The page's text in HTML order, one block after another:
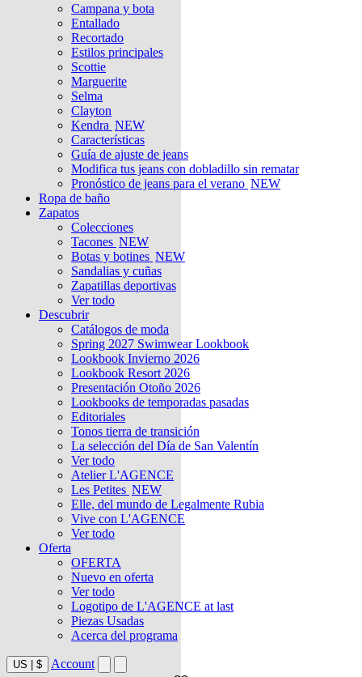
Campana y bota
Entallado
Recortado
Estilos principales
Scottie
Marguerite
Selma
Clayton
Kendra NEW
Características
Guía de ajuste de jeans
Modifica tus jeans con dobladillo sin rematar
Pronóstico de jeans para el verano NEW
Ropa de baño
Zapatos
Colecciones
Tacones NEW
Botas y botines NEW
Sandalias y cuñas
Zapatillas deportivas
Ver todo
Descubrir
Catálogos de moda
Spring 2027 Swimwear Lookbook
Lookbook Invierno 2026
Lookbook Resort 2026
Presentación Otoño 2026
Lookbooks de temporadas pasadas
Editoriales
Tonos tierra de transición
La selección del Día de San Valentín
Ver todo
Atelier L'AGENCE
Les Petites NEW
Elle, del mundo de Legalmente Rubia
Vive con L'AGENCE
Ver todo
Oferta
OFERTA
Nuevo en oferta
Ver todo
Logotipo de L'AGENCE at last
Piezas Usadas
Acerca del programa
US $ Account